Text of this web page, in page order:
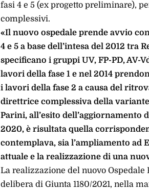
fasi 4 e 5 (ex progetto preliminare),
complessivi.
«Il nuovo ospedale prende avvio
4 e 5 a base dell’intesa del 2012 tra
specificano i gruppi UV, FP-PD, AV-
lavori della fase 1 e nel 2014
i lavori della fase 2 a causa del
direttrice complessiva della
Parini, all’esito dell’aggiornamento
2020, è risultata quella
contemplava, sia l’ampliamento ad
attuale e la realizzazione di una
La realizzazione del nuovo
delibera di Giunta 1180/2021, nella